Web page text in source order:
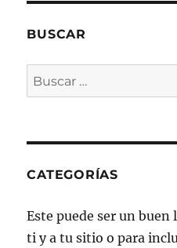
BUSCAR
Buscar
por:
CATEGORÍAS
Este puede ser un
ti y a tu sitio o para